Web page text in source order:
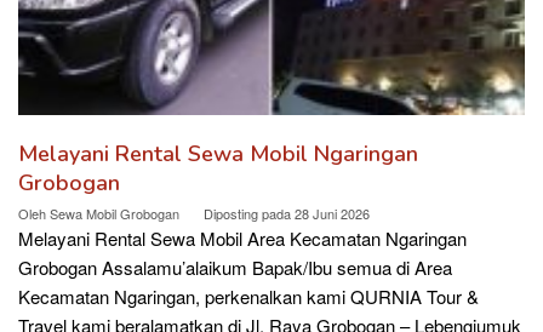
Melayani Rental Sewa Mobil Ngaringan
Grobogan
OlehSewa Mobil Grobogan Diposting pada28 Juni 2026
Melayani Rental Sewa Mobil Area Kecamatan Ngaringan
Grobogan Assalamu’alaikum Bapak/Ibu semua di Area
Kecamatan Ngaringan, perkenalkan kami QURNIA Tour &
Travel kami beralamatkan di Jl. Raya Grobogan – Lebengjumuk